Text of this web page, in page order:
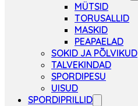
MÜTSID
TORUSALLID
MASKID
PEAPAELAD
SOKID JA PÕLVIKUD
TALVEKINDAD
SPORDIPESU
UISUD
SPORDIPRILLID